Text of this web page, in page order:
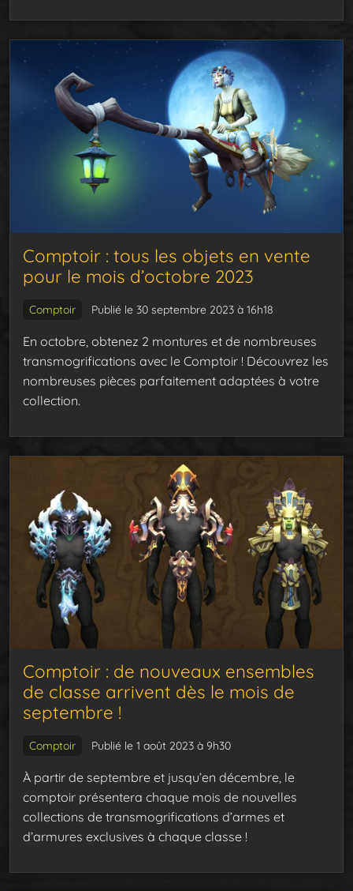
Comptoir : tous les objets en vente
pour le mois d’octobre 2023
Comptoir Publié le 30 septembre 2023 à 16h18
En octobre, obtenez 2 montures et de nombreuses
transmogrifications avec le Comptoir ! Découvrez les
nombreuses pièces parfaitement adaptées à votre
collection.
Comptoir : de nouveaux ensembles
de classe arrivent dès le mois de
septembre !
Comptoir Publié le 1 août 2023 à 9h30
À partir de septembre et jusqu’en décembre, le
comptoir présentera chaque mois de nouvelles
collections de transmogrifications d’armes et
d’armures exclusives à chaque classe !